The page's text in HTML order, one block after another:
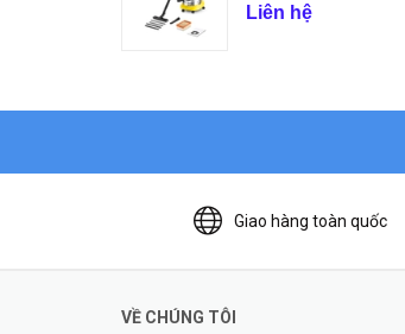
Liên hệ
Giao hàng toàn quốc
VỀ CHÚNG TÔI